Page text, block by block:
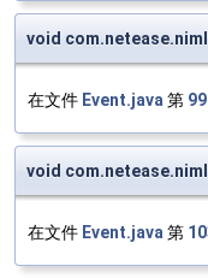
void
在文件 Event.java 第 99
void
在文件 Event.java 第